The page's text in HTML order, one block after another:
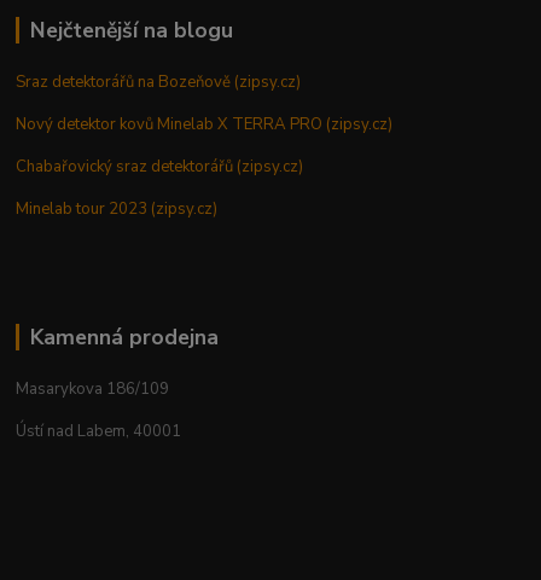
Nejčtenější na blogu
Sraz detektorářů na Bozeňově (zipsy.cz)
Nový detektor kovů Minelab X TERRA PRO (zipsy.cz)
Chabařovický sraz detektorářů (zipsy.cz)
Minelab tour 2023 (zipsy.cz)
Kamenná prodejna
Masarykova 186/109
Ústí nad Labem, 40001